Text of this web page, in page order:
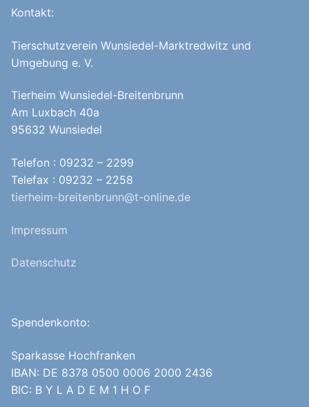
Kontakt:
Tierschutzverein Wunsiedel-Marktredwitz und
Umgebung e. V.
Tierheim Wunsiedel-Breitenbrunn
Am Luxbach 40a
95632 Wunsiedel
Telefon : 09232 – 2299
Telefax : 09232 – 2258
tierheim-breitenbrunn@t-online.de
Impressum
Datenschutz
Spendenkonto:
Sparkasse Hochfranken
IBAN: DE 8378 0500 0006 2000 2436
BIC: B Y L A D E M 1 H O F